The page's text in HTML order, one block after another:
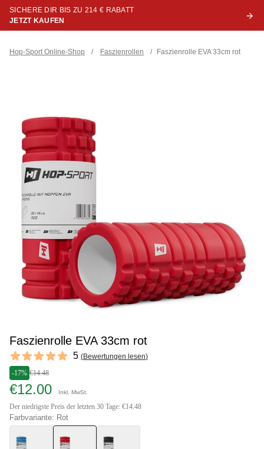
SICHERE DIR BIS ZU 214 € RABATT
JETZT KAUFEN
Hop-Sport Online-Shop / Faszienrollen / Faszienrolle EVA 33cm rot
Faszienrolle EVA 33cm rot
Reviews
5 out of 5 stars 5 (Bewertungen lesen)
-17% €14.48
€12.00 Inkl. MwSt.
Der niedrigste Preis der letzten 30 Tage: €14.48
Farbvariante: Rot